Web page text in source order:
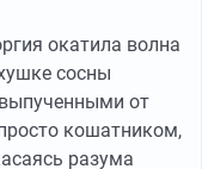
окатила волна
сосны
от
кошатником,
разума